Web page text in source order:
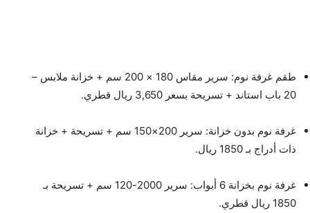
طقم غرفة نوم: سرير مقاس 180 × 200 سم + خزانة ملابس –
20 باب استاند + تسريحة بسعر 3,650 ريال قطري.
غرفة نوم بدون خزانة: سرير 200×150 سم + تسريحة + خزانة
ذات أدراج بـ 1850 ريال.
غرفة نوم بخزانة 6 أبواب: سرير 2000-120 سم + تسريحة بـ
1850 ريال قطري.